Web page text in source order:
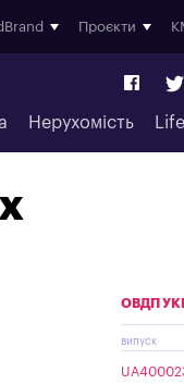
Проєкти
Нерухомість
ОВДП
випуск